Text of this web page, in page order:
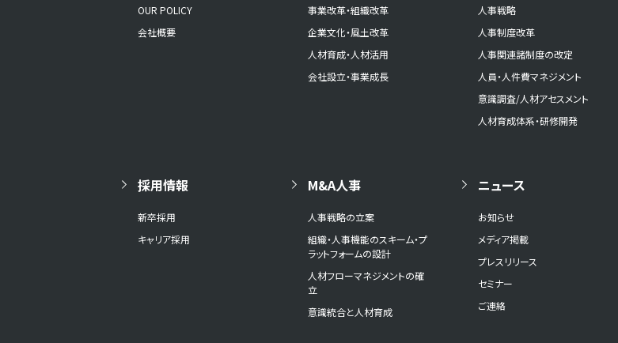
OUR POLICY
会社概要
事業改革・組織改革
企業文化・風土改革
人材育成・人材活用
会社設立・事業成長
人事戦略
人事制度改革
人事関連諸制度の改定
人員・人件費マネジメント
意識調査/人材アセスメント
人材育成体系・研修開発
採用情報
新卒採用
キャリア採用
M&A人事
人事戦略の立案
組織・人事機能のスキーム・プ
ラットフォームの設計
人材フローマネジメントの確
立
意識統合と人材育成
ニュース
お知らせ
メディア掲載
プレスリリース
セミナー
ご連絡